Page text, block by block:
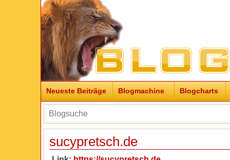
Neueste Beiträge Blogmachine Blogcharts
sucypretsch.de